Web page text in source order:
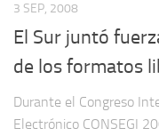
3 SEP, 2008
El Sur juntó
de los formatos
Durante el Congreso
Electrónico CONSEGI